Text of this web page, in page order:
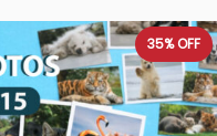
35%OFF